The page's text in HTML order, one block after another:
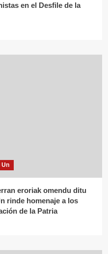
en el Desfile de la
Un
eroriak omendu ditu
rinde homenaje a los
de la Patria